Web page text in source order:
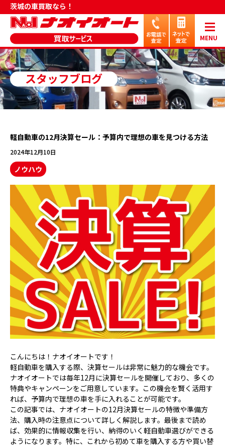
茨城の車買取なら！
MENU
スタッフブログ
軽自動車の12月決算セール：予算内で理想の車を見つける方法
2024年12月10日
ノウハウ
こんにちは！ナオイオートです！
軽自動車を購入する際、決算セールは非常に魅力的な機会です。
ナオイオートでは毎年12月に決算セールを開催しており、多くの
特典やキャンペーンをご用意しています。この機会を賢く活用す
れば、予算内で理想の車を手に入れることが可能です。
この記事では、ナオイオートの12月決算セールの特徴や準備方
法、購入時の注意点について詳しく解説します。最後まで読め
ば、効果的に情報収集を行い、納得のいく軽自動車選びができる
ようになります。特に、これから初めて車を購入する方や買い替